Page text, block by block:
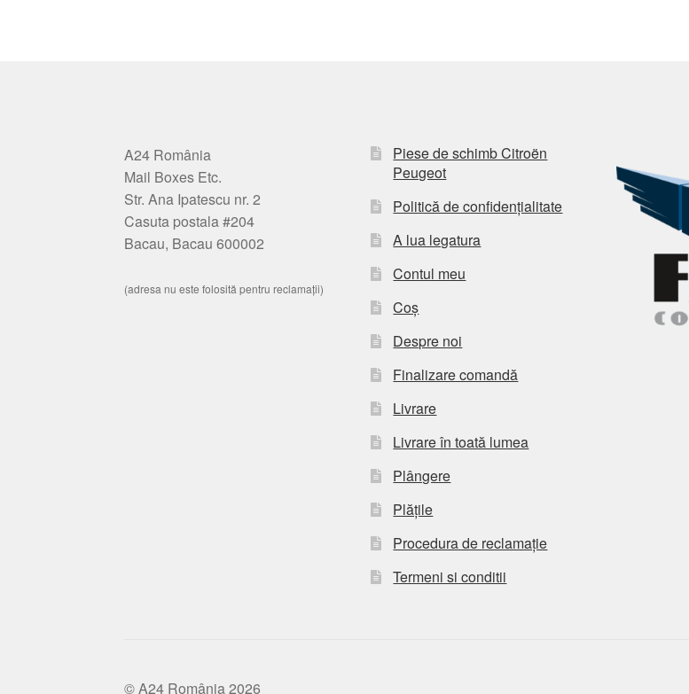
A24 România
Mail Boxes Etc.
Str. Ana Ipatescu nr. 2
Casuta postala #204
Bacau, Bacau 600002
(adresa nu este folosită pentru reclamații)
Piese de schimb Citroën
Peugeot
Politică de confidențialitate
A lua legatura
Contul meu
Coș
Despre noi
Finalizare comandă
Livrare
Livrare în toată lumea
Plângere
Plățile
Procedura de reclamație
Termeni si conditii
© A24 România 2026